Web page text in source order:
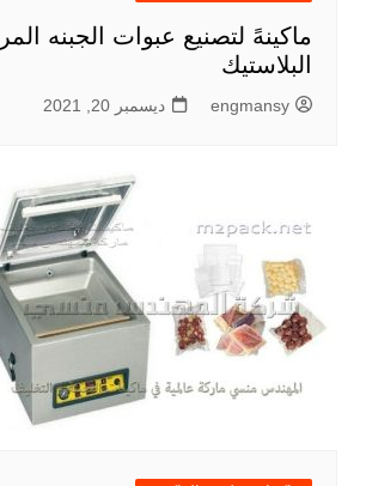
ماكينهً لتصنيع عبوات الجبنه
البلاستيك
engmansy ديسمبر 20, 2021